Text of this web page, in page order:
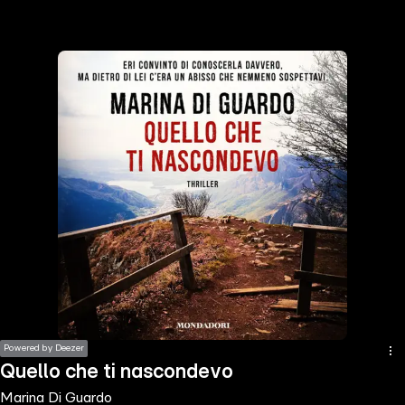
Powered by Deezer
Quello che ti nascondevo
Marina Di Guardo